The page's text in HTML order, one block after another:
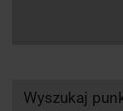
Wyszukaj